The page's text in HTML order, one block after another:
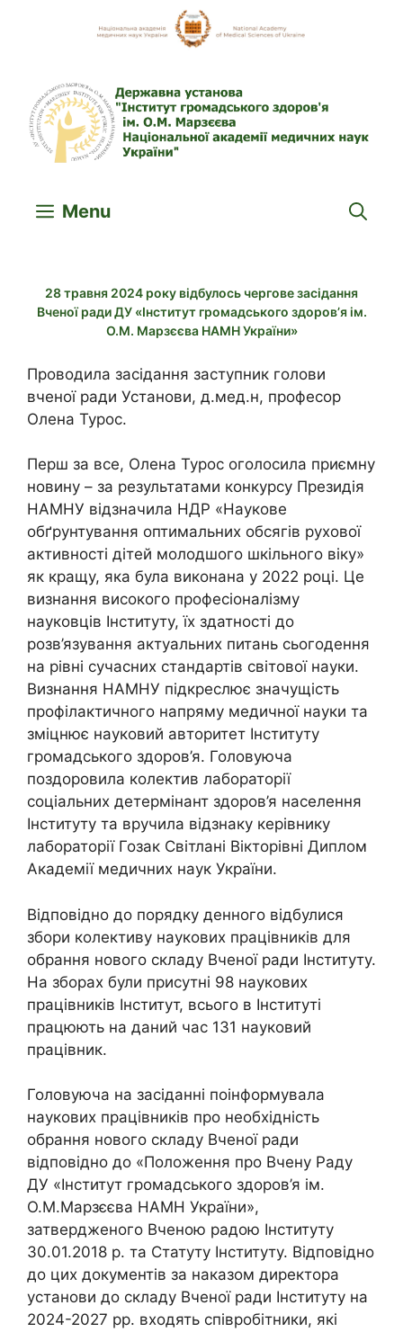
Menu
28 травня 2024 року відбулось чергове засідання
Вченої ради ДУ «Інститут громадського здоров’я ім.
О.М. Марзєєва НАМН України»
Проводила засідання заступник голови
вченої ради Установи, д.мед.н, професор
Олена Турос.
Перш за все, Олена Турос оголосила приємну
новину – за результатами конкурсу Президія
НАМНУ відзначила НДР «Наукове
обґрунтування оптимальних обсягів рухової
активності дітей молодшого шкільного віку»
як кращу, яка була виконана у 2022 році. Це
визнання високого професіоналізму
науковців Інституту, їх здатності до
розв’язування актуальних питань сьогодення
на рівні сучасних стандартів світової науки.
Визнання НАМНУ підкреслює значущість
профілактичного напряму медичної науки та
зміцнює науковий авторитет Інституту
громадського здоров’я. Головуюча
поздоровила колектив лабораторії
соціальних детермінант здоров’я населення
Інституту та вручила відзнаку керівнику
лабораторії Гозак Світлані Вікторівні Диплом
Академії медичних наук України.
Відповідно до порядку денного відбулися
збори колективу наукових працівників для
обрання нового складу Вченої ради Інституту.
На зборах були присутні 98 наукових
працівників Інститут, всього в Інституті
працюють на даний час 131 науковий
працівник.
Головуюча на засіданні поінформувала
наукових працівників про необхідність
обрання нового складу Вченої ради
відповідно до «Положення про Вчену Раду
ДУ «Інститут громадського здоров’я ім.
О.М.Марзєєва НАМН України»,
затвердженого Вченою радою Інституту
30.01.2018 р. та Статуту Інституту. Відповідно
до цих документів за наказом директора
установи до складу Вченої ради Інституту на
2024-2027 рр. входять співробітники, які